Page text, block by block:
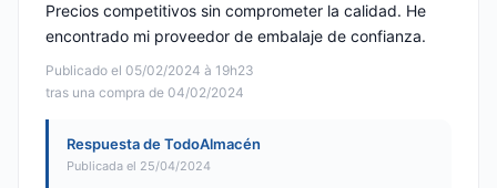
Publicado el 05/02/2024 à 19h23
tras una compra de 04/02/2024
Precios competitivos sin comprometer la calidad. He
encontrado mi proveedor de embalaje de confianza.
Respuesta de TodoAlmacén
Publicada el 25/04/2024